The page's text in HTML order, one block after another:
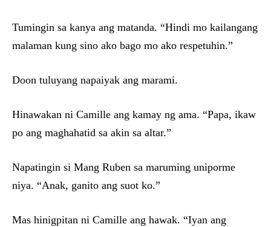
Tumingin sa kanya ang matanda. “Hindi mo kailangang
malaman kung sino ako bago mo ako respetuhin.”
Doon tuluyang napaiyak ang marami.
Hinawakan ni Camille ang kamay ng ama. “Papa, ikaw
po ang maghahatid sa akin sa altar.”
Napatingin si Mang Ruben sa maruming uniporme
niya. “Anak, ganito ang suot ko.”
Mas hinigpitan ni Camille ang hawak. “Iyan ang